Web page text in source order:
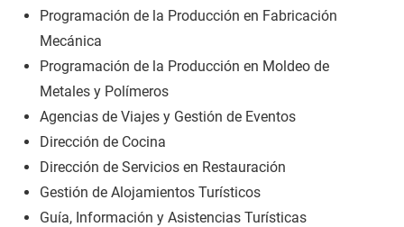
Programación de la Producción en Fabricación
Mecánica
Programación de la Producción en Moldeo de
Metales y Polímeros
Agencias de Viajes y Gestión de Eventos
Dirección de Cocina
Dirección de Servicios en Restauración
Gestión de Alojamientos Turísticos
Guía, Información y Asistencias Turísticas